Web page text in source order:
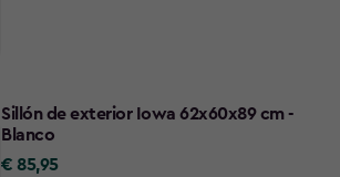
Sillón de exterior Iowa 62x60x89 cm -
Blanco
€
€ 85,95